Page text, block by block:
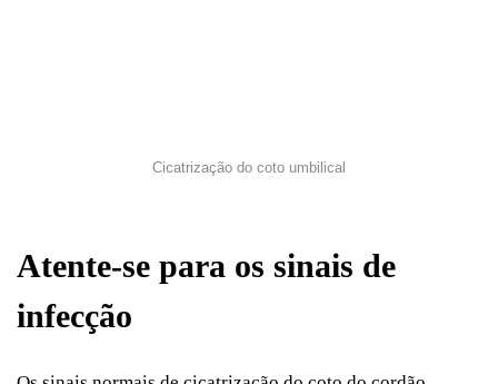
Cicatrização do coto umbilical
Atente-se para os sinais de
infecção